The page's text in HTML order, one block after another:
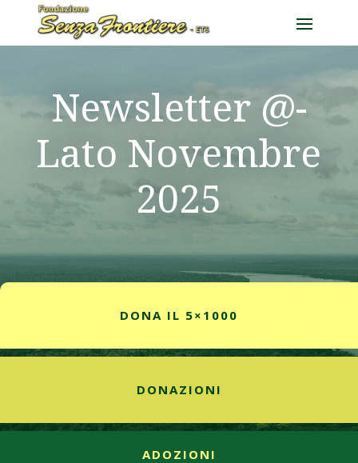
Newsletter @-
Lato Novembre
2025
DONA IL 5×1000
DONAZIONI
ADOZIONI